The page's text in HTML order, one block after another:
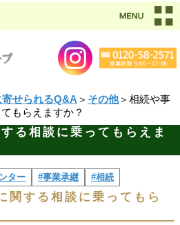
せられるQ&A ＞ その他＞相続や事
もらえますか？
る相談に乗ってもらえま
ター #事業承継 #相続
関する相談に乗ってもら